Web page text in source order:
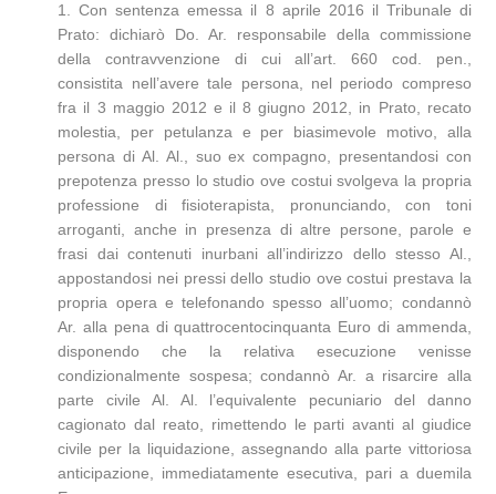
1. Con sentenza emessa il 8 aprile 2016 il Tribunale di
Prato: dichiarò Do. Ar. responsabile della commissione
della contravvenzione di cui all’art. 660 cod. pen.,
consistita nell’avere tale persona, nel periodo compreso
fra il 3 maggio 2012 e il 8 giugno 2012, in Prato, recato
molestia, per petulanza e per biasimevole motivo, alla
persona di Al. Al., suo ex compagno, presentandosi con
prepotenza presso lo studio ove costui svolgeva la propria
professione di fisioterapista, pronunciando, con toni
arroganti, anche in presenza di altre persone, parole e
frasi dai contenuti inurbani all’indirizzo dello stesso Al.,
appostandosi nei pressi dello studio ove costui prestava la
propria opera e telefonando spesso all’uomo; condannò
Ar. alla pena di quattrocentocinquanta Euro di ammenda,
disponendo che la relativa esecuzione venisse
condizionalmente sospesa; condannò Ar. a risarcire alla
parte civile Al. Al. l’equivalente pecuniario del danno
cagionato dal reato, rimettendo le parti avanti al giudice
civile per la liquidazione, assegnando alla parte vittoriosa
anticipazione, immediatamente esecutiva, pari a duemila